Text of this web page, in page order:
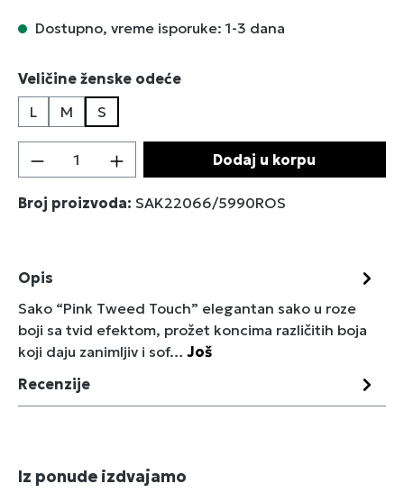
Dostupno, vreme isporuke: 1-3 dana
Izaberi
Veličine ženske odeće
L
M S
Količina proizvoda: Unesite željenu
Dodaj u korpu
Broj proizvoda: SAK22066/5990ROS
Opis
Sako “Pink Tweed Touch” elegantan sako u roze
boji sa tvid efektom, prožet koncima različitih boja
koji daju zanimljiv i sof…Još
Recenzije
Preskoči galeriju proizvoda
Iz ponude izdvajamo